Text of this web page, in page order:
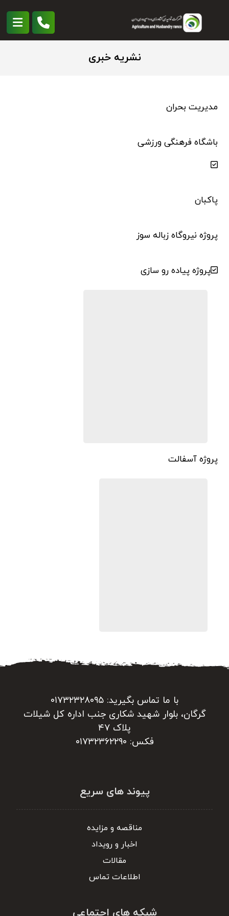
نشریه خبری
مدیریت بحران
باشگاه فرهنگی ورزشی
پاکبان
پروژه نیروگاه زباله سوز
پروژه پیاده رو سازی
پروژه آسفالت
با ما تماس بگیرید: ۰۱۷۳۲۳۲۸۰۹۵
گرگان، بلوار شهید شکاری جنب اداره کل شیلات
پلاک ۴۷
فکس: ۰۱۷۳۲۳۶۲۲۹۰
پیوند های سریع
مناقصه و مزایده
اخبار و رویداد
مقالات
اطلاعات تماس
شبکه های اجتماعی